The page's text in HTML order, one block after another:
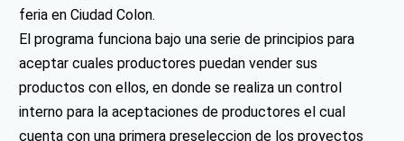
feria en Ciudad Colon.
El programa funciona bajo una serie de principios para
aceptar cuales productores puedan vender sus
productos con ellos, en donde se realiza un control
interno para la aceptaciones de productores el cual
cuenta con una primera preseleccion de los proyectos